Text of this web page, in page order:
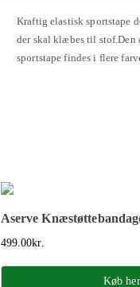
Kraftig elastisk sportstape
der skal klæbes til stof.Den
sportstape findes i flere
Aserve
499.00kr.
Køb her